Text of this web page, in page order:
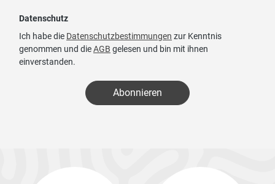
Datenschutz
Ich habe die Datenschutzbestimmungen zur Kenntnis
genommen und dieAGB gelesen und bin mit ihnen
einverstanden.
Abonnieren